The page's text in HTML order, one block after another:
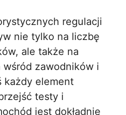
regulacji
nie tylko na liczbę
ale także na
wśród zawodników i
każdy element
testy i
jest dokładnie